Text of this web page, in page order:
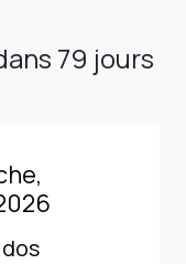
79 jours